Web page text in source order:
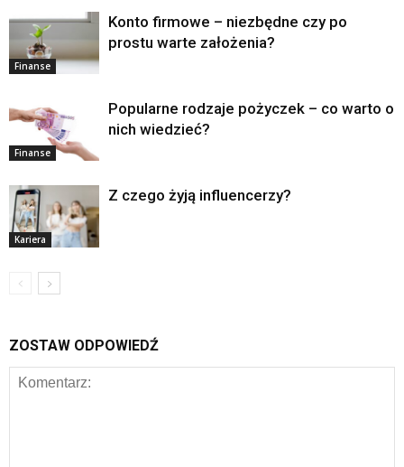
Finanse
Konto firmowe – niezbędne czy po
prostu warte założenia?
Finanse
Popularne rodzaje pożyczek – co warto o
nich wiedzieć?
Kariera
Z czego żyją influencerzy?
ZOSTAW ODPOWIEDŹ